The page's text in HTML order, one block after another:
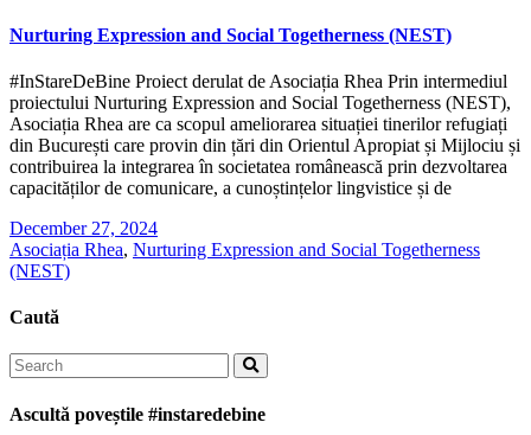
Nurturing Expression and Social Togetherness (NEST)
#InStareDeBine Proiect derulat de Asociația Rhea Prin intermediul
proiectului Nurturing Expression and Social Togetherness (NEST),
Asociația Rhea are ca scopul ameliorarea situației tinerilor refugiați
din București care provin din țări din Orientul Apropiat și Mijlociu și
contribuirea la integrarea în societatea românească prin dezvoltarea
capacităților de comunicare, a cunoștințelor lingvistice și de
December 27, 2024
Asociația Rhea, Nurturing Expression and Social Togetherness
(NEST)
Caută
Search
for:
Ascultă poveștile #instaredebine